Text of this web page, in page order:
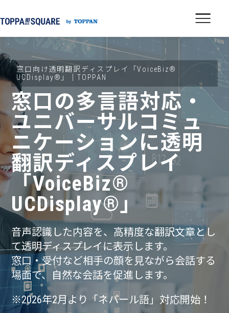
窓口向け透明翻訳ディスプレイ「VoiceBiz®
UCDisplay®」｜TOPPAN
窓口の多言語対応・
ユニバーサルコミュ
ニケーションに透明
翻訳ディスプレイ
「VoiceBiz®
UCDisplay®」
音声認識した内容を、高精度な翻訳文章とし
て透明ディスプレイに表示します。
窓口・受付など相手の顔を見ながら会話する
場面で、自然な会話を促進します。
※2026年2月より「ネパール語」対応開始！